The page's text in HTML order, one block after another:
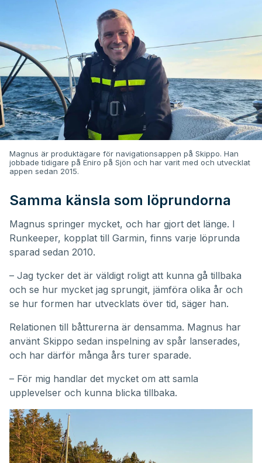
Magnus är produktägare för navigationsappen på Skippo. Han
jobbade tidigare på Eniro på Sjön och har varit med och utvecklat
appen sedan 2015.
Samma känsla som löprundorna
Magnus springer mycket, och har gjort det länge. I
Runkeeper, kopplat till Garmin, finns varje löprunda
sparad sedan 2010.
– Jag tycker det är väldigt roligt att kunna gå tillbaka
och se hur mycket jag sprungit, jämföra olika år och
se hur formen har utvecklats över tid, säger han.
Relationen till båtturerna är densamma. Magnus har
använt Skippo sedan inspelning av spår lanserades,
och har därför många års turer sparade.
– För mig handlar det mycket om att samla
upplevelser och kunna blicka tillbaka.